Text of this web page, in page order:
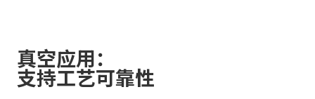
真空应用：
支持工艺可靠性